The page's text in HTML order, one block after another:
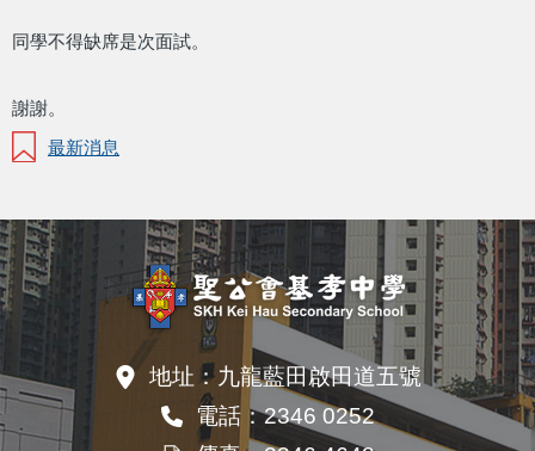
同學不得缺席是次面試。
謝謝。
最新消息
地址：九龍藍田啟田道五號
電話：2346 0252